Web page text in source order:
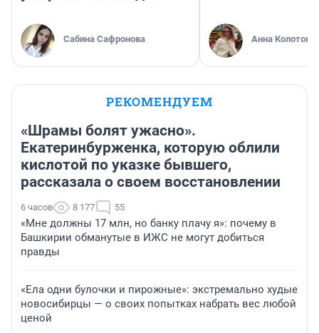
Сабина Сафронова Анна Колотова
РЕКОМЕНДУЕМ
«Шрамы болят ужасно».
Екатеринбурженка, которую облили
кислотой по указке бывшего,
рассказала о своем восстановлении
6 часов 8 177 55
«Мне должны 17 млн, но банку плачу я»: почему в
Башкирии обманутые в ИЖС не могут добиться
правды
«Ела одни булочки и пирожные»: экстремально худые
новосибирцы — о своих попытках набрать вес любой
ценой